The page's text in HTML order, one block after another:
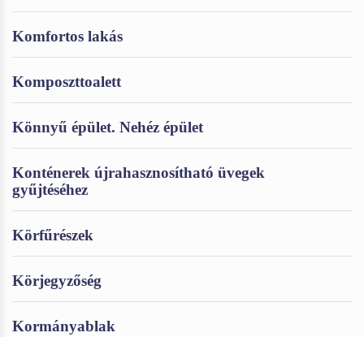
Komfortos lakás
Komposzttoalett
Könnyű épület. Nehéz épület
Konténerek újrahasznosítható üvegek
gyűjtéséhez
Körfűrészek
Körjegyzőség
Kormányablak